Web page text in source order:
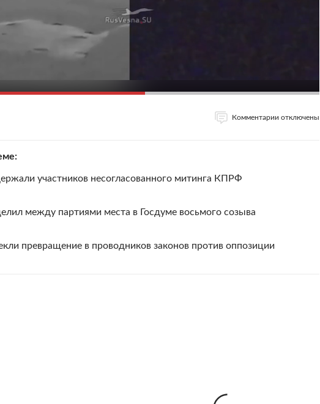
Комментарии отключены
участников несогласованного митинга КПРФ
между партиями места в Госдуме восьмого созыва
превращение в проводников законов против оппозиции